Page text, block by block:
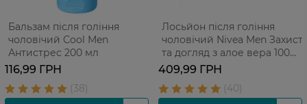
Бальзам після гоління
чоловічий Cool Men
Антистрес 200 мл
116,99 ГРН
Лосьйон після гоління
чоловічий Nivea Men Захист
та догляд з алое вера 100
мл
409,99 ГРН